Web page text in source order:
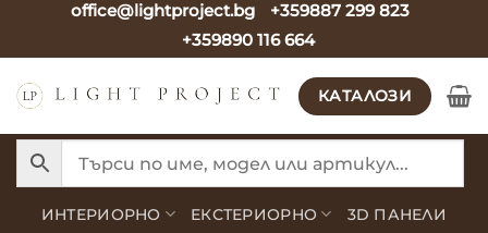
office@lightproject.bg
+359887 299 823
+359890 116 664
КАТАЛОЗИ
ИНТЕРИОРНО ЕКСТЕРИОРНО 3D ПАНЕЛИ